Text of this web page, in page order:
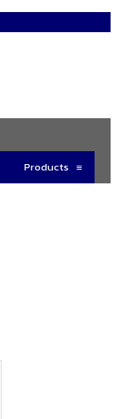
Products ≡